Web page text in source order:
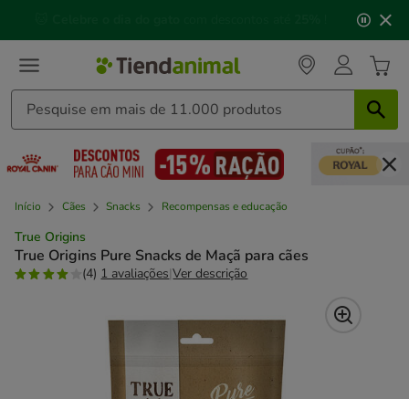
mensagem,
Início Cães Snacks Recompensas e educação
True Origins
True Origins Pure Snacks de Maçã para cães
(4) 1 avaliações|Ver descrição